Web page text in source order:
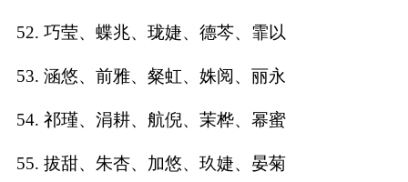
52. 巧莹、蝶兆、珑婕、德芩、霏以
53. 涵悠、前雅、粲虹、姝阅、丽永
54. 祁瑾、涓耕、航倪、茉桦、幂蜜
55. 拔甜、朱杏、加悠、玖婕、晏菊